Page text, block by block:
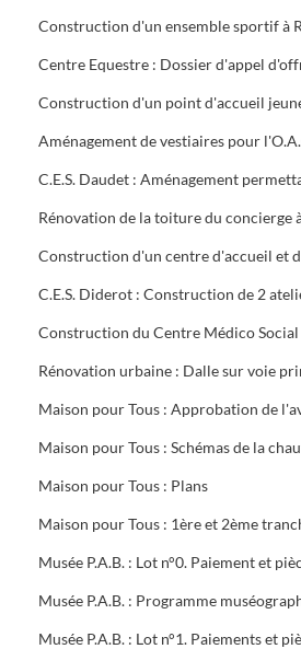
Construction d'un ensemble sportif à
Rénovation urbaine : Dalle sur voie
Maison pour Tous : Schémas de la
Maison pour Tous : Plans
Maison pour Tous : 1ère et 2ème
Musée P.A.B. : Lot n°0. Paiement et
Musée P.A.B. : Programme
Musée P.A.B. : Lot n°1. Paiements et